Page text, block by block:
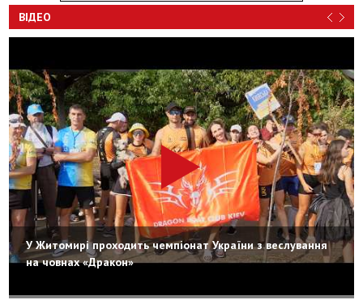
ВІДЕО
У Житомирі проходить чемпіонат України з веслування
на човнах «Дракон»